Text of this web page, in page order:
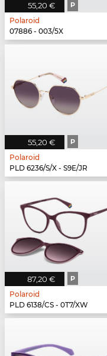
55,20 € P
Polaroid
07886 - 003/5X
55,20 € P
Polaroid
PLD 6236/S/X - S9E/JR
87,20 € P
Polaroid
PLD 6138/CS - 0T7/XW